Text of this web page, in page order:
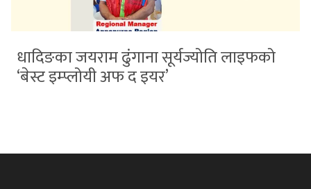
धादिङका जयराम ढुंगाना सूर्यज्योति लाइफको
‘बेस्ट इम्प्लोयी अफ द इयर’